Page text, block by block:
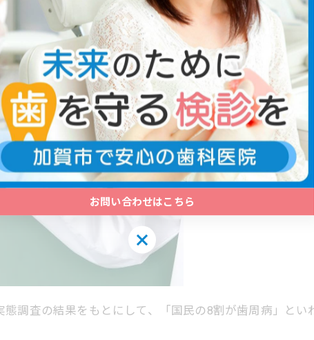
調査の結果をもとにして、「国民の8割が歯周病」と
お問い合わせはこちら
お問い合わせはこちら